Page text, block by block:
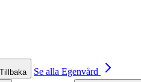
Tillbaka
Se alla Egenvård